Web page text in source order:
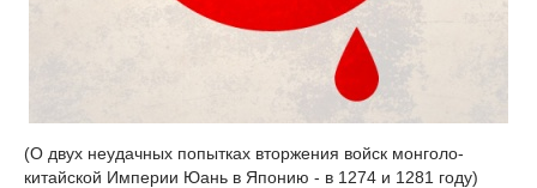
(О двух неудачных попытках вторжения войск монголо-
китайской Империи Юань в Японию - в 1274 и 1281 году)